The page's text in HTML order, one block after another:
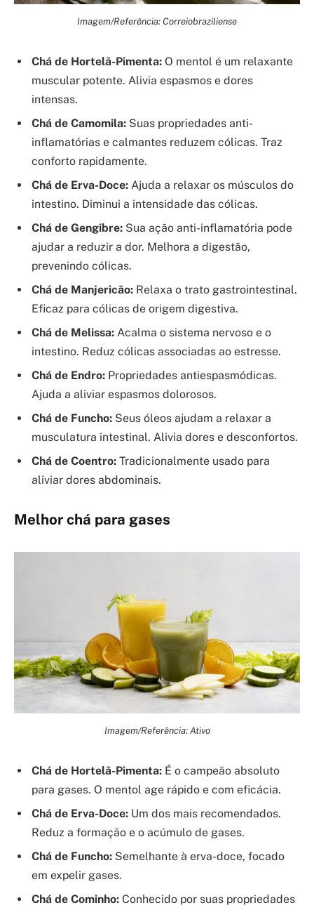
Imagem/Referência: Correiobraziliense
Chá de Hortelã-Pimenta: O mentol é um relaxante
muscular potente. Alivia espasmos e dores
intensas.
Chá de Camomila: Suas propriedades anti-
inflamatórias e calmantes reduzem cólicas. Traz
conforto rapidamente.
Chá de Erva-Doce: Ajuda a relaxar os músculos do
intestino. Diminui a intensidade das cólicas.
Chá de Gengibre: Sua ação anti-inflamatória pode
ajudar a reduzir a dor. Melhora a digestão,
prevenindo cólicas.
Chá de Manjericão: Relaxa o trato gastrointestinal.
Eficaz para cólicas de origem digestiva.
Chá de Melissa: Acalma o sistema nervoso e o
intestino. Reduz cólicas associadas ao estresse.
Chá de Endro: Propriedades antiespasmódicas.
Ajuda a aliviar espasmos dolorosos.
Chá de Funcho: Seus óleos ajudam a relaxar a
musculatura intestinal. Alivia dores e desconfortos.
Chá de Coentro: Tradicionalmente usado para
aliviar dores abdominais.
Melhor chá para gases
Imagem/Referência: Ativo
Chá de Hortelã-Pimenta: É o campeão absoluto
para gases. O mentol age rápido e com eficácia.
Chá de Erva-Doce: Um dos mais recomendados.
Reduz a formação e o acúmulo de gases.
Chá de Funcho: Semelhante à erva-doce, focado
em expelir gases.
Chá de Cominho: Conhecido por suas propriedades